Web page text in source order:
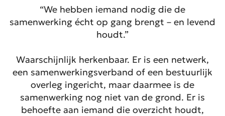
“We hebben iemand nodig die de
samenwerking écht op gang brengt – en levend
houdt.”
Waarschijnlijk herkenbaar. Er is een netwerk,
een samenwerkingsverband of een bestuurlijk
overleg ingericht, maar daarmee is de
samenwerking nog niet van de grond. Er is
behoefte aan iemand die overzicht houdt,